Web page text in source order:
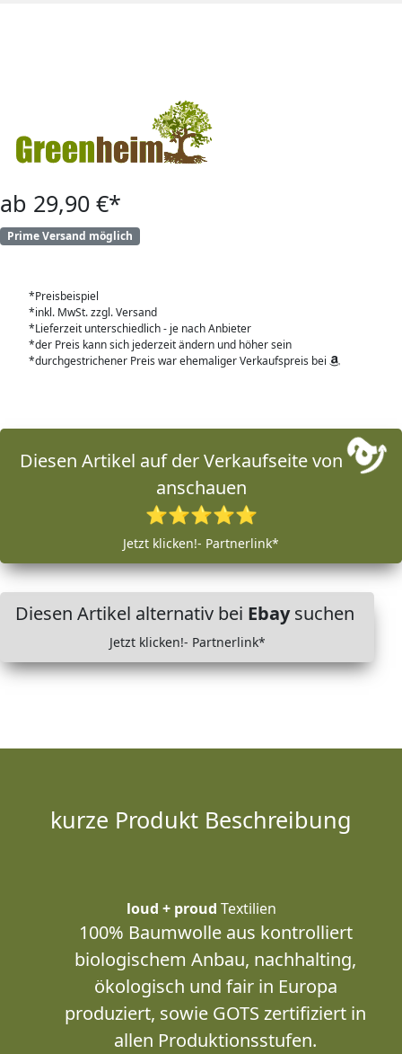
ab 29,90 €*
Prime Versand möglich
*Preisbeispiel
*inkl. MwSt. zzgl. Versand
*Lieferzeit unterschiedlich - je nach Anbieter
*der Preis kann sich jederzeit ändern und höher sein
*durchgestrichener Preis war ehemaliger Verkaufspreis bei
Diesen Artikel auf der Verkaufseite von
anschauen
⭐⭐⭐⭐⭐
Jetzt klicken!- Partnerlink*
Diesen Artikel alternativ bei Ebaysuchen
Jetzt klicken!- Partnerlink*
kurze Produkt Beschreibung
loud + proud Textilien
100% Baumwolle aus kontrolliert
biologischem Anbau, nachhalting,
ökologisch und fair in Europa
produziert, sowie GOTS zertifiziert in
allen Produktionsstufen.